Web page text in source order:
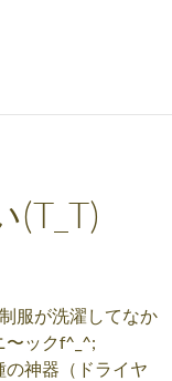
服が洗濯してなか
〜ックf^_^;
神器（ドライヤ